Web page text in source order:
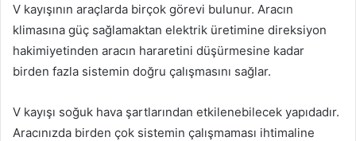
V kayışının araçlarda birçok görevi bulunur. Aracın
klimasına güç sağlamaktan elektrik üretimine direksiyon
hakimiyetinden aracın hararetini düşürmesine kadar
birden fazla sistemin doğru çalışmasını sağlar.
V kayışı soğuk hava şartlarından etkilenebilecek yapıdadır.
Aracınızda birden çok sistemin çalışmaması ihtimaline